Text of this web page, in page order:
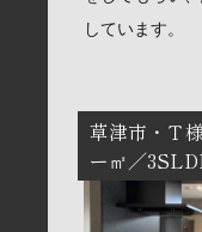
しています。
草津市
Ｔ様
ー㎡